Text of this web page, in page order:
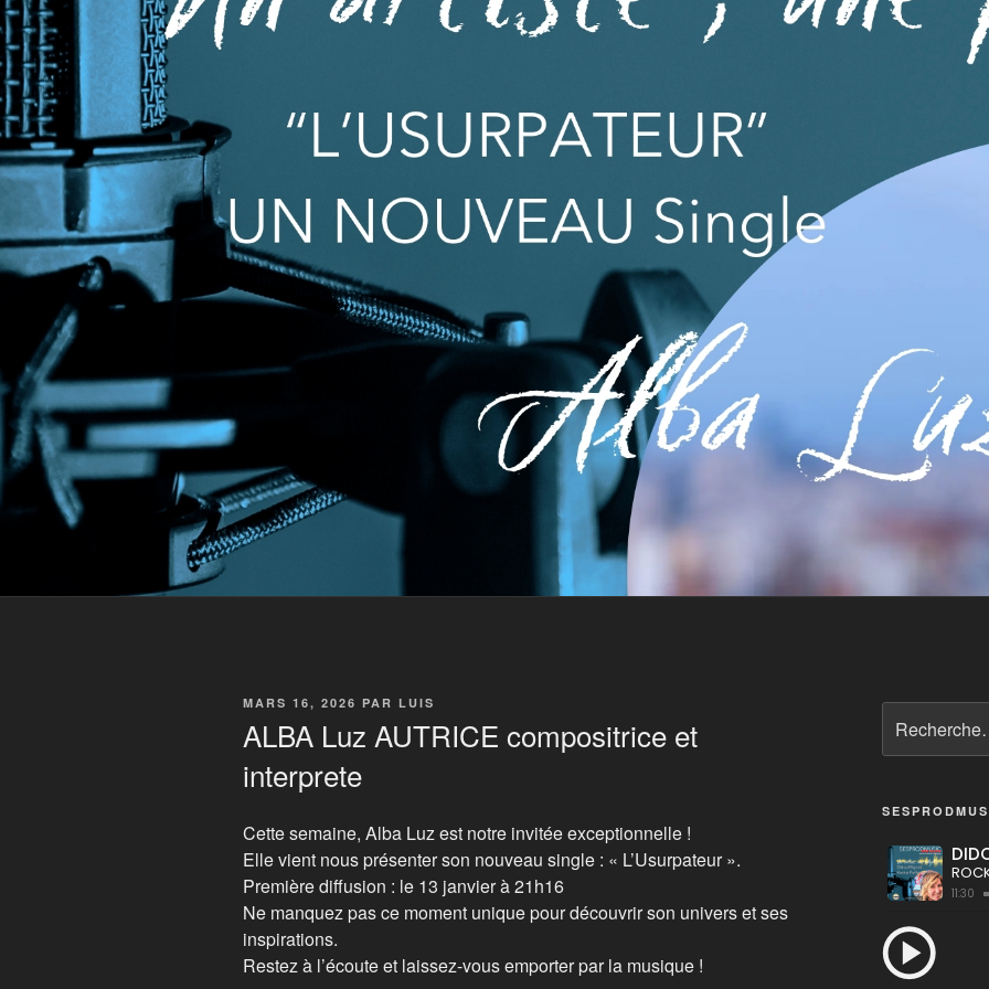
PUBLIÉ
MARS 16, 2026 PAR LUIS
ALBA Luz AUTRICE compositrice et
interprete
Cette semaine, Alba Luz est notre invitée exceptionnelle !
Elle vient nous présenter son nouveau single : « L’Usurpateur ».
Première diffusion : le 13 janvier à 21h16
Ne manquez pas ce moment unique pour découvrir son univers et ses
inspirations.
Restez à l’écoute et laissez-vous emporter par la musique !
pour
: